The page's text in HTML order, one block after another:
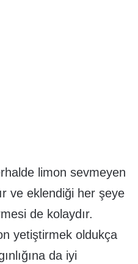
limon sevmeyen
ve eklendiği her şeye
de kolaydır.
yetiştirmek oldukça
da iyi